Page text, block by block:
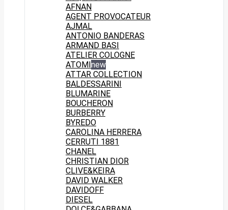
AFNAN
AGENT PROVOCATEUR
AJMAL
ANTONIO BANDERAS
ARMAND BASI
ATELIER COLOGNE
ATOMI new
ATTAR COLLECTION
BALDESSARINI
BLUMARINE
BOUCHERON
BURBERRY
BYREDO
CAROLINA HERRERA
CERRUTI 1881
CHANEL
CHRISTIAN DIOR
CLIVE&KEIRA
DAVID WALKER
DAVIDOFF
DIESEL